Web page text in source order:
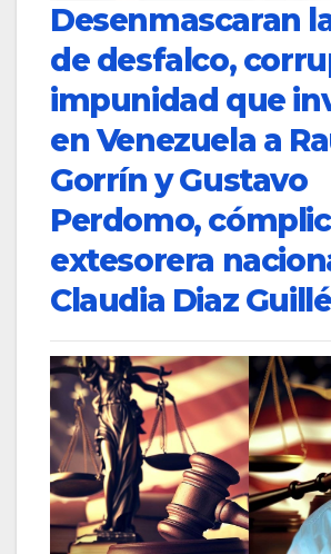
Desenmascaran
de desfalco,
impunidad que
en Venezuela a
Gorrín y Gustavo
Perdomo,
extesorera
Claudia Diaz